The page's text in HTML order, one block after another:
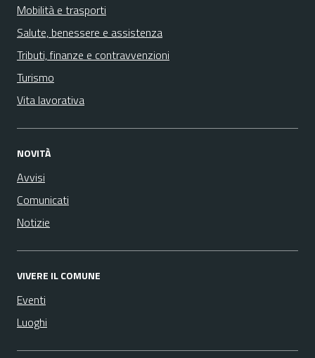
Mobilità e trasporti
Salute, benessere e assistenza
Tributi, finanze e contravvenzioni
Turismo
Vita lavorativa
NOVITÀ
Avvisi
Comunicati
Notizie
VIVERE IL COMUNE
Eventi
Luoghi